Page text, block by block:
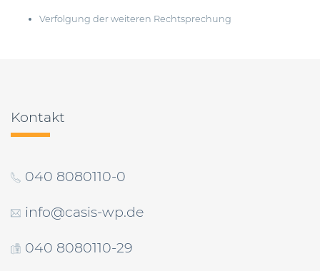
Verfolgung der weiteren Rechtsprechung
Kontakt
040 8080110-0
info@casis-wp.de
040 8080110-29